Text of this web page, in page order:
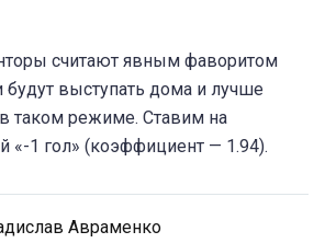
считают явным фаворитом
будут выступать дома и лучше
таком режиме. Ставим на
«-1 гол» (коэффициент — 1.94).
Авраменко